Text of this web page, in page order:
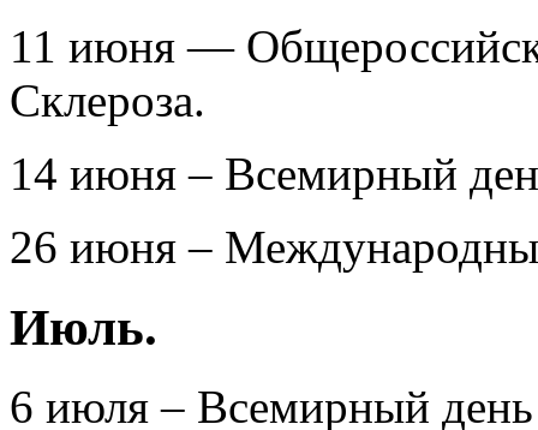
11 июня —
Склероза.
14 июня – Всемирный
26 июня –
Июль.
6 июля – Всемирный день